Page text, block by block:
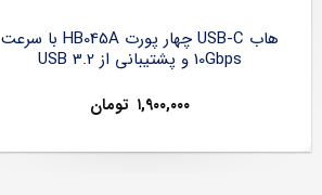
هاب USB-C چهار پورت HB045A با سرعت
10Gbps و پشتیبانی از USB 3.2
۱,۹۰۰,۰۰۰ تومان